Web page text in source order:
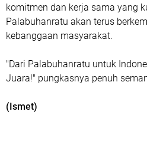
komitmen dan kerja sama yang
Palabuhanratu akan terus
kebanggaan masyarakat.
"Dari Palabuhanratu untuk
Juara!" pungkasnya penuh
(Ismet)